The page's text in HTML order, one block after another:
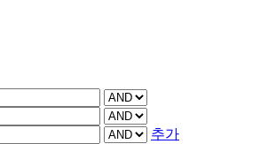
추가